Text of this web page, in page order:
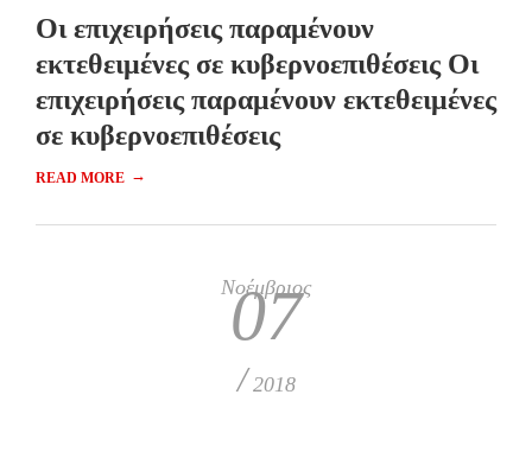
Οι επιχειρήσεις παραμένουν
εκτεθειμένες σε κυβερνοεπιθέσεις Οι
επιχειρήσεις παραμένουν εκτεθειμένες
σε κυβερνοεπιθέσεις
READ MORE →
Νοέμβριος
07
/ 2018